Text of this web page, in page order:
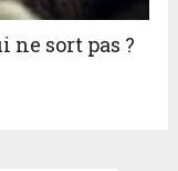
ne sort pas ?